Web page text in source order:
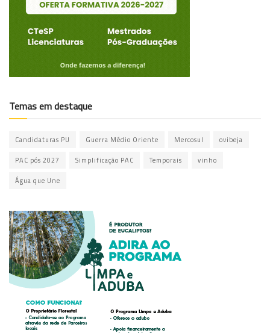
Temas em destaque
Candidaturas PU Guerra Médio Oriente Mercosul ovibeja
PAC pós 2027 Simplificação PAC Temporais vinho
Água que Une